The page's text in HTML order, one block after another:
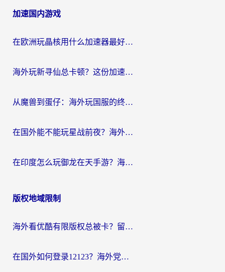
导
加速国内游戏
在欧洲玩晶核用什么加速器最好呢？一个老玩家的真心话
海外玩新寻仙总卡顿？这份加速器选择指南让你秒回国服流畅体验
从魔兽到蛋仔：海外玩国服的终极加速指南，找到你的专属高速通道
在国外能不能玩星战前夜？海外党国服游戏不卡顿的秘密武器在这里
在印度怎么玩御龙在天手游？海外党畅玩国服的终极生存指南
版权地域限制
海外看优酷有限版权总被卡？留学生亲测有效的回国加速器选择指南
在国外如何登录12123？海外党必备的回国加速实用指南